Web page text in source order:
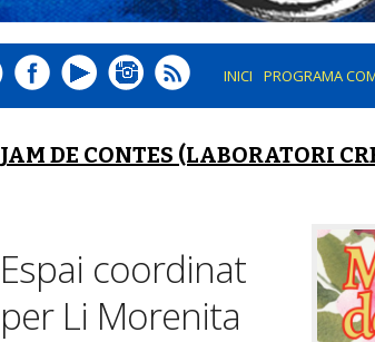
INICI PROGRAMA
JAM DE CONTES (LABORATORI
Espai coordinat
per Li Morenita